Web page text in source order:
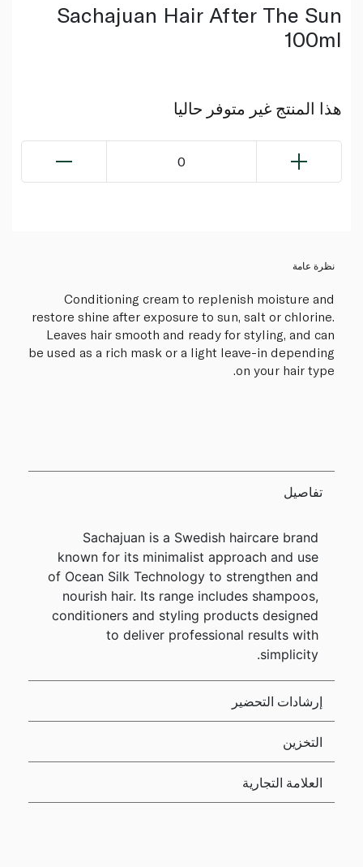
Sachajuan Hair After The Sun
100ml
هذا المنتج غير متوفر حاليا
0
نظرة عامة
Conditioning cream to replenish moisture and
restore shine after exposure to sun, salt or chlorine.
Leaves hair smooth and ready for styling, and can
be used as a rich mask or a light leave-in depending
on your hair type.
تفاصيل
Sachajuan is a Swedish haircare brand
known for its minimalist approach and use
of Ocean Silk Technology to strengthen and
nourish hair. Its range includes shampoos,
conditioners and styling products designed
to deliver professional results with
simplicity.
إرشادات التحضير
التخزين
العلامة التجارية